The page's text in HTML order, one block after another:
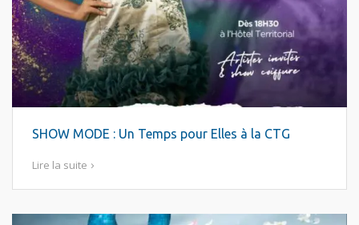
SHOW MODE : Un Temps pour Elles à la CTG
Lire la suite